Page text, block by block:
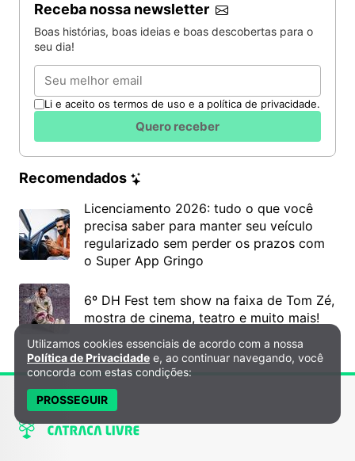
Receba nossa newsletter
Boas histórias, boas ideias e boas descobertas para o
seu dia!
Email
Li e aceito os termos de uso e a política de privacidade.
Quero receber
Recomendados
Licenciamento 2026: tudo o que você
precisa saber para manter seu veículo
regularizado sem perder os prazos com
o Super App Gringo
6º DH Fest tem show na faixa de Tom Zé,
mostra de cinema, teatro e muito mais!
Política de Privacidade e Cookies
Utilizamos cookies essenciais de acordo com a nossa
Política de Privacidade e, ao continuar navegando, você
concorda com estas condições:
PROSSEGUIR